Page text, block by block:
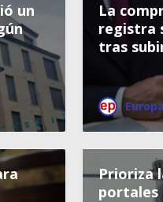
un
La
registra
tras
Prioriza
portales